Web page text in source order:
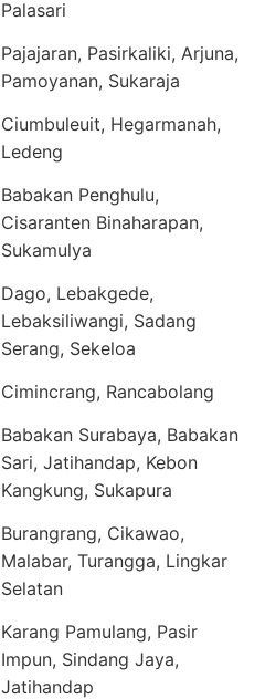
Palasari
Pajajaran, Pasirkaliki, Arjuna,
Pamoyanan, Sukaraja
Ciumbuleuit, Hegarmanah,
Ledeng
Babakan Penghulu,
Cisaranten Binaharapan,
Sukamulya
Dago, Lebakgede,
Lebaksiliwangi, Sadang
Serang, Sekeloa
Cimincrang, Rancabolang
Babakan Surabaya, Babakan
Sari, Jatihandap, Kebon
Kangkung, Sukapura
Burangrang, Cikawao,
Malabar, Turangga, Lingkar
Selatan
Karang Pamulang, Pasir
Impun, Sindang Jaya,
Jatihandap